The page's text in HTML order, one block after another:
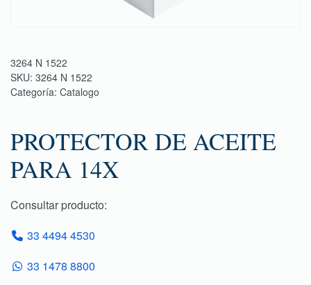
3264 N 1522
SKU: 3264 N 1522
Categoría: Catalogo
PROTECTOR DE ACEITE
PARA 14X
Consultar producto:
33 4494 4530
33 1478 8800